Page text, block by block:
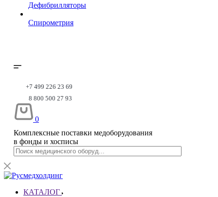
Дефибрилляторы
Спирометрия
+7 499 226 23 69
8 800 500 27 93
0
Комплексные поставки медоборудования
в фонды и хосписы
КАТАЛОГ